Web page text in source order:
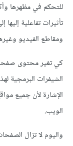
للتحكم في مظهرها
تأثيرات تفاعلية
ومقاطع الفيديو
كي تغير محتوى
الشيفرات البرمجية
الإشارة لأن جميع
الويب.
واليوم لا تزال